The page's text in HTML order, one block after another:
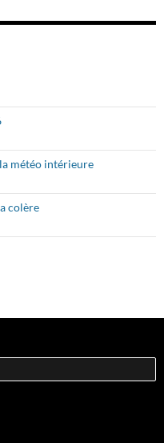
météo intérieure
colère